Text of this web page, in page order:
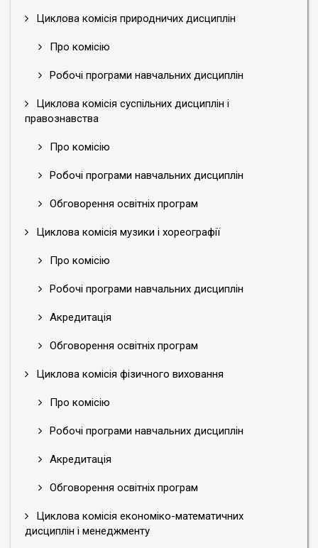
Циклова комісія природничих дисциплін
Про комісію
Робочі програми навчальних дисциплін
Циклова комісія суспільних дисциплін і
правознавства
Про комісію
Робочі програми навчальних дисциплін
Обговорення освітніх програм
Циклова комісія музики і хореографії
Про комісію
Робочі програми навчальних дисциплін
Акредитація
Обговорення освітніх програм
Циклова комісія фізичного виховання
Про комісію
Робочі програми навчальних дисциплін
Акредитація
Обговорення освітніх програм
Циклова комісія економіко-математичних
дисциплін і менеджменту